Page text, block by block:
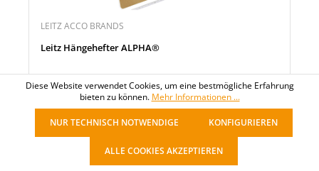
LEITZ ACCO BRANDS
Leitz Hängehefter ALPHA®
15,21 €*
pro Packung
Noch 67 Packung verfügbar
Diese Website verwendet Cookies, um eine bestmögliche Erfahrung
bieten zu können. Mehr Informationen ...
NUR TECHNISCH NOTWENDIGE KONFIGURIEREN
ALLE COOKIES AKZEPTIEREN